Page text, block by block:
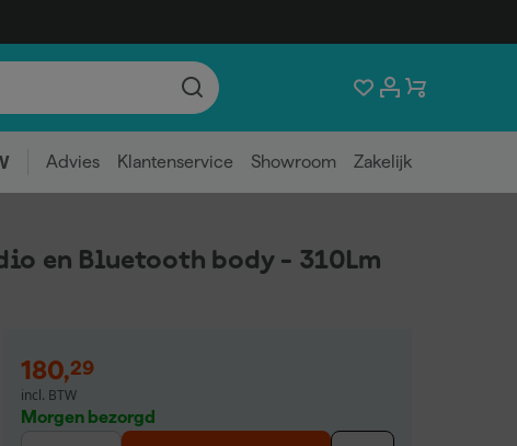
Advies Klantenservice Showroom Zakelijk
en Bluetooth body - 310Lm
180,29
incl. BTW
Morgen bezorgd